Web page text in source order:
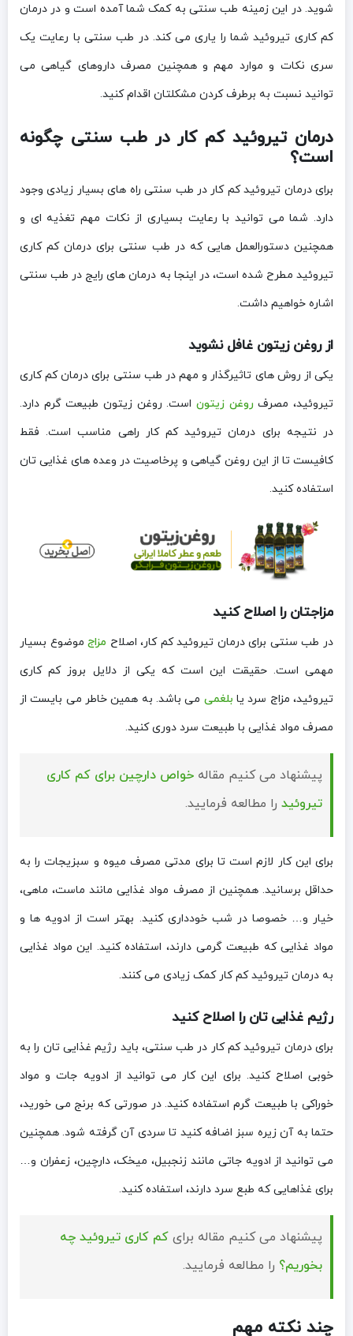
شوید. در این زمینه طب سنتی به کمک شما آمده است و در درمان
کم کاری تیروئید شما را یاری می کند. در طب سنتی با رعایت یک
سری نکات و موارد مهم و همچنین مصرف داروهای گیاهی می
توانید نسبت به برطرف کردن مشکلتان اقدام کنید.
درمان تیروئید کم کار در طب سنتی چگونه
است؟
برای درمان تیروئید کم کار در طب سنتی راه های بسیار زیادی وجود
دارد. شما می توانید با رعایت بسیاری از نکات مهم تغذیه ای و
همچنین دستورالعمل هایی که در طب سنتی برای درمان کم کاری
تیروئید مطرح شده است، در اینجا به درمان های رایج در طب سنتی
اشاره خواهیم داشت.
از روغن زیتون غافل نشوید
یکی از روش های تاثیرگذار و مهم در طب سنتی برای درمان کم کاری
تیروئید، مصرف روغن زیتون است. روغن زیتون طبیعت گرم دارد.
در نتیجه برای درمان تیروئید کم کار راهی مناسب است. فقط
کافیست تا از این روغن گیاهی و پرخاصیت در وعده های غذایی تان
استفاده کنید.
مزاجتان را اصلاح کنید
در طب سنتی برای درمان تیروئید کم کار، اصلاح مزاجموضوع بسیار
مهمی است. حقیقت این است که یکی از دلایل بروز کم کاری
تیروئید، مزاج سرد یا بلغمی می باشد. به همین خاطر می بایست از
مصرف مواد غذایی با طبیعت سرد دوری کنید.
پیشنهاد می کنیم مقاله خواص دارچین برای کم کاری
تیروئید را مطالعه فرمایید.
برای این کار لازم است تا برای مدتی مصرف میوه و سبزیجات را به
حداقل برسانید. همچنین از مصرف مواد غذایی مانند ماست، ماهی،
خیار و… خصوصا در شب خودداری کنید. بهتر است از ادویه ها و
مواد غذایی که طبیعت گرمی دارند، استفاده کنید. این مواد غذایی
به درمان تیروئید کم کار کمک زیادی می کنند.
رژیم غذایی تان را اصلاح کنید
برای درمان تیروئید کم کار در طب سنتی، باید رژیم غذایی تان را به
خوبی اصلاح کنید. برای این کار می توانید از ادویه جات و مواد
خوراکی با طبیعت گرم استفاده کنید. در صورتی که برنج می خورید،
حتما به آن زیره سبز اضافه کنید تا سردی آن گرفته شود. همچنین
می توانید از ادویه جاتی مانند زنجبیل، میخک، دارچین، زعفران و…
برای غذاهایی که طبع سرد دارند، استفاده کنید.
پیشنهاد می کنیم مقاله برای کم کاری تیروئید چه
بخوریم؟ را مطالعه فرمایید.
چند نکته مهم